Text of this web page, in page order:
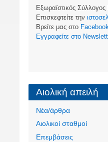
Εξωραϊστικός
Επισκεφτείτε την
Βρείτε μας στο
Eγγραφείτε στο
Αιολική απειλή
Νέα/άρθρα
Αιολικοί σταθμοί
Επεμβάσεις